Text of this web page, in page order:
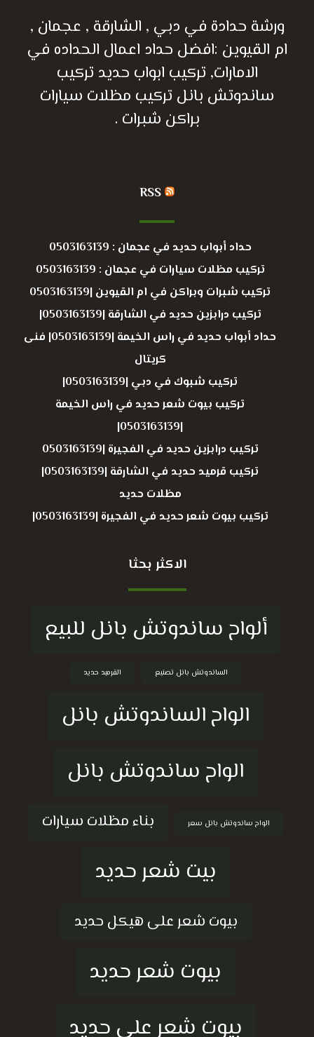
ورشة حدادة في دبي , الشارقة , عجمان ,
ام القيوين :افضل حداد اعمال الحداده في
الامارات, تركيب ابواب حديد تركيب
ساندوتش بانل تركيب مظلات سيارات
براكن شبرات .
RSS
حداد أبواب حديد في عجمان : 0503163139
تركيب مظلات سيارات في عجمان : 0503163139
تركيب شبرات وبراكن في ام القيوين |0503163139
تركيب درابزين حديد في الشارقة |0503163139|
حداد أبواب حديد في راس الخيمة |0503163139| فنى
كريتال
تركيب شبوك في دبي |0503163139|
تركيب بيوت شعر حديد في راس الخيمة
|0503163139|
تركيب درابزين حديد في الفجيرة |0503163139
تركيب قرميد حديد في الشارقة |0503163139|
مظلات حديد
تركيب بيوت شعر حديد في الفجيرة |0503163139|
الاكثر بحثا
ألواح ساندوتش بانل للبيع
الساندوتش بانل تصنيع القرميد حديد
الواح الساندوتش بانل
الواح ساندوتش بانل
الواح ساندوتش بانل سعر بناء مظلات سيارات
بيت شعر حديد
بيوت شعر على هيكل حديد
بيوت شعر حديد
بيوت شعر على حديد